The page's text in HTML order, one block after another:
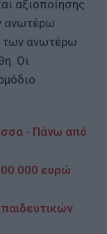
αξιοποίησης
ανωτέρω
των ανωτέρω
Οι
- Πάνω από
ευρώ